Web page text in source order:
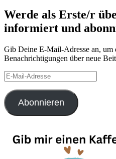
Werde als Erste/r
informiert und
Gib Deine E-Mail-Adresse an, um
Benachrichtigungen über neue
E-
Mail-
Adresse
Abonnieren